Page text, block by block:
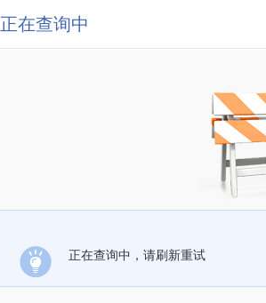
正在查询中
正在查询中，请刷新重试